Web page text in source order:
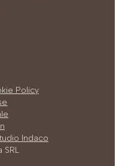
Policy
Indaco
SRL